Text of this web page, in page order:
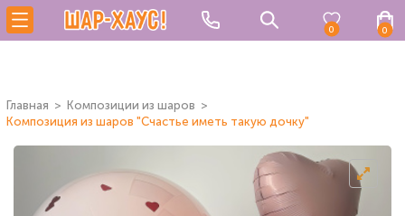
0 0
Главная
Композиции из шаров
Композиция из шаров "Счастье иметь такую дочку"